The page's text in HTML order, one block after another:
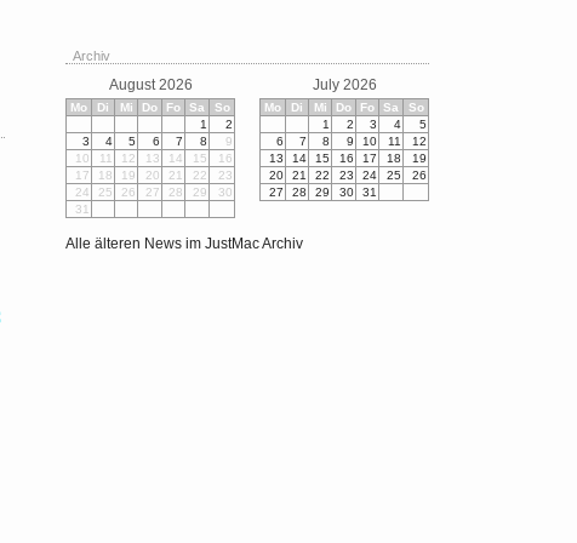
Archiv
August 2026
Mo Di Mi Do Fo Sa
So
1
2
3
4 5 6 7 8
9
10
11 12 13 14 15
16
17
18 19 20 21 22
23
24
25 26 27 28 29
30
31
July 2026
Mo Di Mi Do Fo Sa
So
1
2 3 4
5
6
7 8 9 10 11
12
13
14 15 16 17 18
19
20
21 22 23 24 25
26
27
28 29 30 31
Alle älteren News im JustMac Archiv